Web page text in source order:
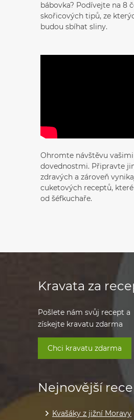
bábovka? Podívejte na 8
skořicových tipů, ze
budou sbíhat sliny.
Ohromte návštěvu
dovednostmi. Připravte
zdravých a zároveň
cuketových receptů,
od šéfkuchaře.
Nejnovější
Kvašáky z jižní Moravy
Kravata za
Pošlete nám svůj recept a
získejte kravatu zdarma
Chci kravatu zdarma